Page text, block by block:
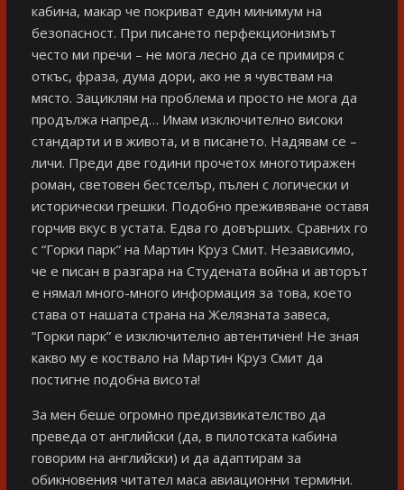
кабина, макар че покриват един минимум на
безопасност. При писането перфекционизмът
често ми пречи – не мога лесно да се примиря с
откъс, фраза, дума дори, ако не я чувствам на
място. Зациклям на проблема и просто не мога да
продължа напред… Имам изключително високи
стандарти и в живота, и в писането. Надявам се –
личи. Преди две години прочетох многотиражен
роман, световен бестселър, пълен с логически и
исторически грешки. Подобно преживяване оставя
горчив вкус в устата. Едва го довърших. Сравних го
с “Горки парк” на Мартин Круз Смит. Независимо,
че е писан в разгара на Студената война и авторът
е нямал много-много информация за това, което
става от нашата страна на Желязната завеса,
“Горки парк” е изключително автентичен! Не зная
какво му е коствало на Мартин Круз Смит да
постигне подобна висота!
За мен беше огромно предизвикателство да
преведа от английски (да, в пилотската кабина
говорим на английски) и да адаптирам за
обикновения читател маса авиационни термини.